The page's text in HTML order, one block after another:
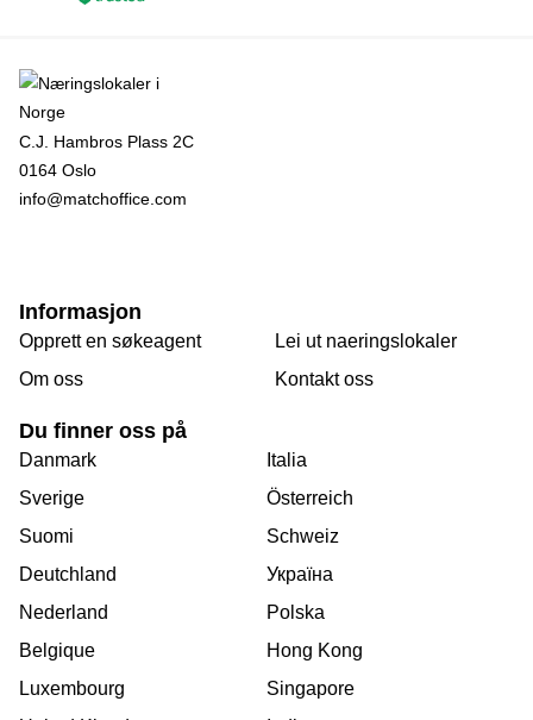
C.J. Hambros Plass 2C
0164 Oslo
info@matchoffice.com
Informasjon
Opprett en søkeagent
Om oss
Lei ut naeringslokaler
Kontakt oss
Du finner oss på
Danmark
Sverige
Suomi
Deutchland
Nederland
Belgique
Luxembourg
Italia
Österreich
Schweiz
Україна
Polska
Hong Kong
Singapore